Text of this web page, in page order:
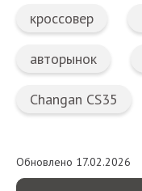
кроссовер
авторынок
Changan CS35
Обновлено 17.02.2026